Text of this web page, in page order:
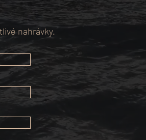
nahrávky.